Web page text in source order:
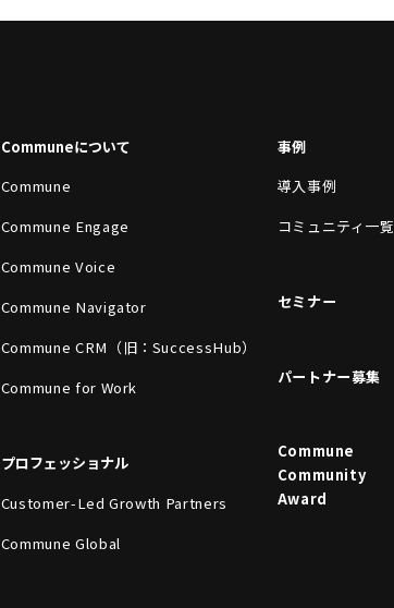
Communeについて
Commune
Commune Engage
Commune Voice
Commune Navigator
Commune CRM（旧：SuccessHub）
Commune for Work
プロフェッショナル
Customer-Led Growth Partners
Commune Global
事例
導入事例
コミュニティ一覧
セミナー
パートナー募集
Commune
Community
Award